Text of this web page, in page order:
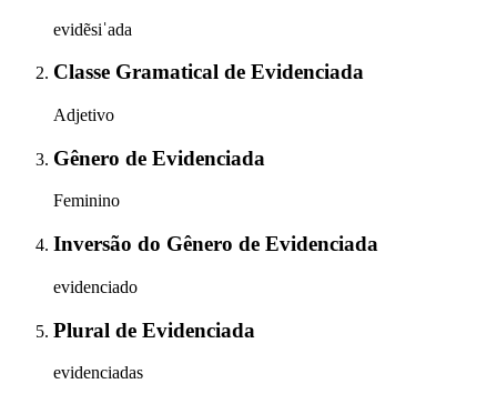
evidẽsiˈada
Classe Gramatical de Evidenciada
Adjetivo
Gênero de Evidenciada
Feminino
Inversão do Gênero de Evidenciada
evidenciado
Plural de Evidenciada
evidenciadas